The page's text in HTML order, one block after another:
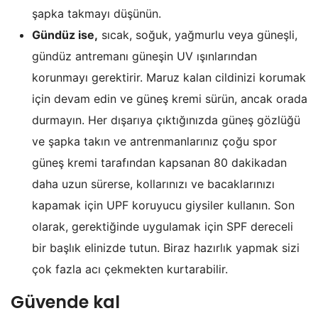
şapka takmayı düşünün.
Gündüz ise, sıcak, soğuk, yağmurlu veya güneşli,
gündüz antremanı güneşin UV ışınlarından
korunmayı gerektirir. Maruz kalan cildinizi korumak
için devam edin ve güneş kremi sürün, ancak orada
durmayın. Her dışarıya çıktığınızda güneş gözlüğü
ve şapka takın ve antrenmanlarınız çoğu spor
güneş kremi tarafından kapsanan 80 dakikadan
daha uzun sürerse, kollarınızı ve bacaklarınızı
kapamak için UPF koruyucu giysiler kullanın. Son
olarak, gerektiğinde uygulamak için SPF dereceli
bir başlık elinizde tutun. Biraz hazırlık yapmak sizi
çok fazla acı çekmekten kurtarabilir.
Güvende kal